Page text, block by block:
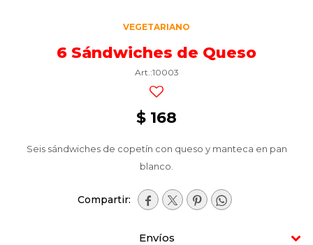
VEGETARIANO
6 Sándwiches de Queso
10003
$ 168
Seis sándwiches de copetín con queso y manteca en pan
blanco.
   
Envíos